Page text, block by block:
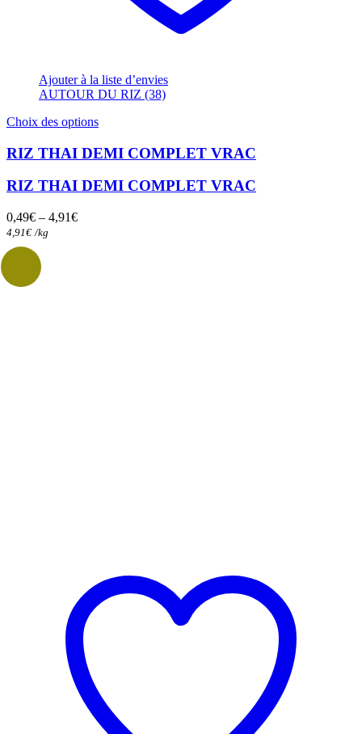
Ajouter à la liste d’envies
AUTOUR DU RIZ (38)
Choix des optionsCe
a
plusieurs
variations.
Les
RIZ THAI DEMI COMPLET VRAC
RIZ THAI DEMI COMPLET VRAC
0,49€ – 4,91€
4,91€ /kg